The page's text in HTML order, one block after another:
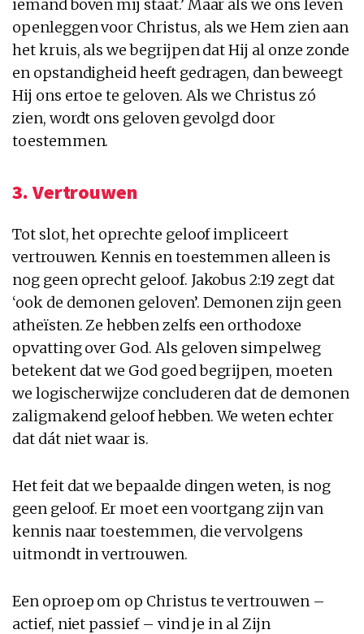
iemand boven mij staat.’ Maar als we ons leven
openleggen voor Christus, als we Hem zien aan
het kruis, als we begrijpen dat Hij al onze zonde
en opstandigheid heeft gedragen, dan beweegt
Hij ons ertoe te geloven. Als we Christus zó
zien, wordt ons geloven gevolgd door
toestemmen.
3. Vertrouwen
Tot slot, het oprechte geloof impliceert
vertrouwen. Kennis en toestemmen alleen is
nog geen oprecht geloof. Jakobus 2:19 zegt dat
‘ook de demonen geloven’. Demonen zijn geen
atheïsten. Ze hebben zelfs een orthodoxe
opvatting over God. Als geloven simpelweg
betekent dat we God goed begrijpen, moeten
we logischerwijze concluderen dat de demonen
zaligmakend geloof hebben. We weten echter
dat dát niet waar is.
Het feit dat we bepaalde dingen weten, is nog
geen geloof. Er moet een voortgang zijn van
kennis naar toestemmen, die vervolgens
uitmondt in vertrouwen.
Een oproep om op Christus te vertrouwen –
actief, niet passief – vind je in al Zijn